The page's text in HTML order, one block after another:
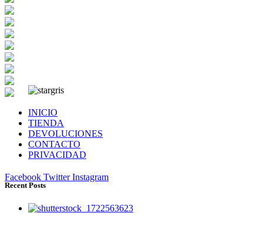
INICIO
TIENDA
DEVOLUCIONES
CONTACTO
PRIVACIDAD
Facebook Twitter Instagram
Recent Posts